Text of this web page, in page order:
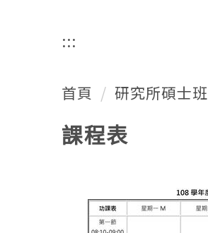
:::
首頁 研究所碩士班
課程表